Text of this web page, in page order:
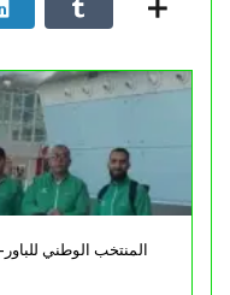
المنتخب الوطني